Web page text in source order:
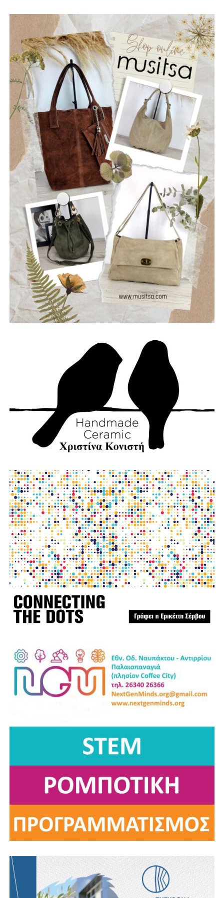
μπάσο, Billy Nikolarakis στην ηλεκτρική κιθάρα
(rhythm + vocals) και Chris Fakiolas στα lead vocals.
ΡΩΓΜΕΣ
Οι “Ρωγμές” είναι ένα νεοσύστατο ελληνικό ροκ
συγκρότημα που ιδρύθηκε τον Ιούλιο του 2025, με έδρα
την Ναύπακτο. Το όνομά τους αντικατοπτρίζει τη
φιλοσοφία τους: να ραγίσουν τις βεβαιότητες, να σπάσουν
τη σιωπή και να αφήσουν το φως να περάσει μέσα από τις
ρωγμές της καθημερινότητας. Με ήχο που ισορροπεί
ανάμεσα στο εναλλακτικό ροκ, τον ελληνικό στίχο και την
ωμή ενέργεια της σκηνής, οι Ρωγμές δημιουργούν
μουσική που μιλά για την κοινωνία, τις εσωτερικές μάχες
και την ανάγκη για αλήθεια.
Μέλη του συγκροτήματος: Ανδρεόπουλος Αντώνης –
Φωνή & Κιθάρα, Σαράντης Δημήτρης – Κιθάρα, Νικολάου
Θωμάς – Μπάσο, Μηλιώνης Γρηγόρης – Τύμπανα.